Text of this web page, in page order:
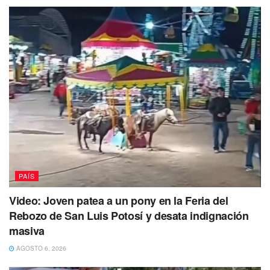
PAÍS
Video: Joven patea a un pony en la Feria del
Rebozo de San Luis Potosí y desata indignación
masiva
AGOSTO 6, 2026